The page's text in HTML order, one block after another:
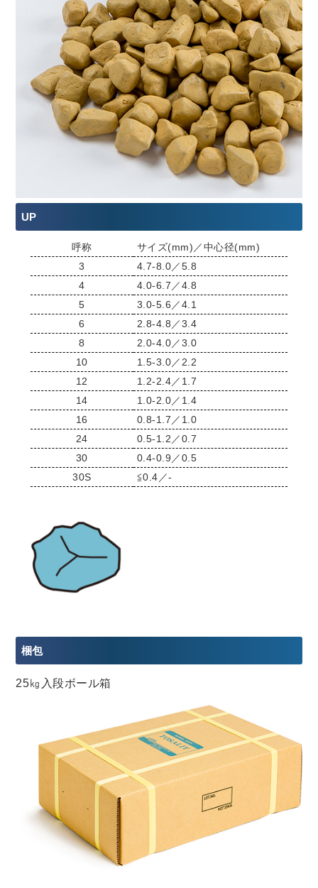
UP
呼称
サイズ(mm)／中心径(mm)
3
4.7-8.0／5.8
4
4.0-6.7／4.8
5
3.0-5.6／4.1
6
2.8-4.8／3.4
8
2.0-4.0／3.0
10
1.5-3.0／2.2
12
1.2-2.4／1.7
14
1.0-2.0／1.4
16
0.8-1.7／1.0
24
0.5-1.2／0.7
30
0.4-0.9／0.5
30S
≦0.4／-
梱包
25㎏入段ボール箱